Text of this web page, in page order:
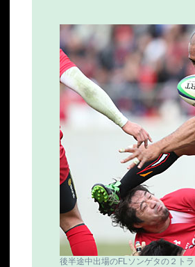
後半途中出場のFLソンゲタの２ト